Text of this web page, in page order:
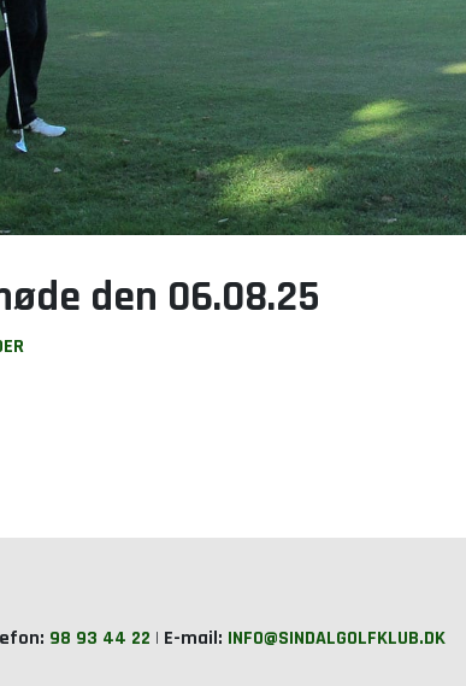
den 06.08.25
98 93 44 22 | E-mail: INFO@SINDALGOLFKLUB.DK